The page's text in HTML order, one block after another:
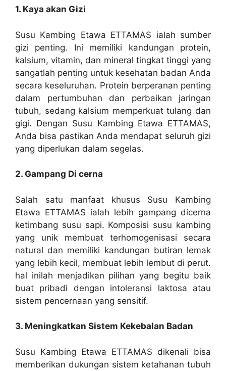
1. Kaya akan Gizi
Susu Kambing Etawa ETTAMAS ialah sumber
gizi penting. Ini memiliki kandungan protein,
kalsium, vitamin, dan mineral tingkat tinggi yang
sangatlah penting untuk kesehatan badan Anda
secara keseluruhan. Protein berperanan penting
dalam pertumbuhan dan perbaikan jaringan
tubuh, sedang kalsium memperkuat tulang dan
gigi. Dengan Susu Kambing Etawa ETTAMAS,
Anda bisa pastikan Anda mendapat seluruh gizi
yang diperlukan dalam segelas.
2. Gampang Di cerna
Salah satu manfaat khusus Susu Kambing
Etawa ETTAMAS ialah lebih gampang dicerna
ketimbang susu sapi. Komposisi susu kambing
yang unik membuat terhomogenisasi secara
natural dan memiliki kandungan butiran lemak
yang lebih kecil, membuat lebih lembut di perut.
hal inilah menjadikan pilihan yang begitu baik
buat pribadi dengan intoleransi laktosa atau
sistem pencernaan yang sensitif.
3. Meningkatkan Sistem Kekebalan Badan
Susu Kambing Etawa ETTAMAS dikenali bisa
memberikan dukungan sistem ketahanan tubuh